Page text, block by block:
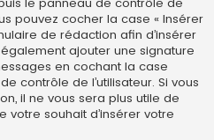
pouvez cocher la case « Insérer
de rédaction afin d’insérer
ajouter une signature
en cochant la case
contrôle de l’utilisateur. Si vous
il ne vous sera plus utile de
souhait d’insérer votre